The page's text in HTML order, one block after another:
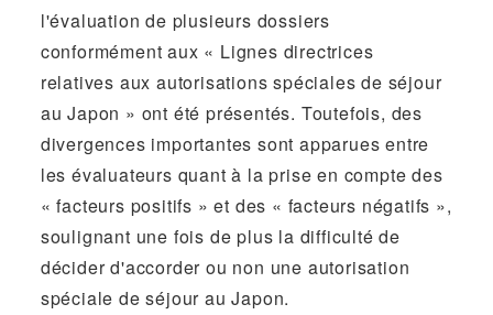
l'évaluation de plusieurs dossiers
conformément aux « Lignes directrices
relatives aux autorisations spéciales de séjour
au Japon » ont été présentés. Toutefois, des
divergences importantes sont apparues entre
les évaluateurs quant à la prise en compte des
« facteurs positifs » et des « facteurs négatifs »,
soulignant une fois de plus la difficulté de
décider d'accorder ou non une autorisation
spéciale de séjour au Japon.